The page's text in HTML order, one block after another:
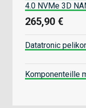
4.0 NVMe 3D
265,90 €
Datatronic
Komponenteille